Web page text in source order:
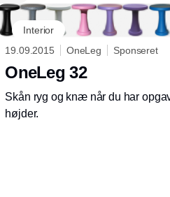
Interior
19.09.2015
OneLeg Sponseret
OneLeg 32
Skån ryg og knæ når du har
højder.